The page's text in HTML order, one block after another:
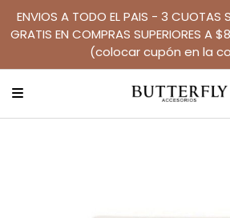
ENVIOS A TODO EL PAIS - 3 CUOTAS
GRATIS EN COMPRAS SUPERIORES A
(colocar cupón en la